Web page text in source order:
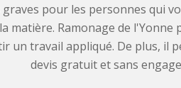
pour les personnes qui
matière. Ramonage de
un travail appliqué. De plus, il
devis gratuit et sans